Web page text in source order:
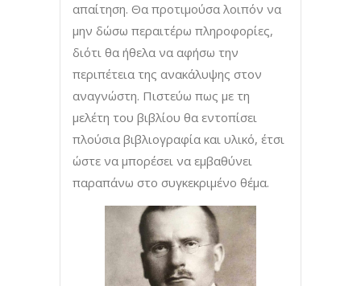
απαίτηση. Θα προτιμούσα λοιπόν να
μην δώσω περαιτέρω πληροφορίες,
διότι θα ήθελα να αφήσω την
περιπέτεια της ανακάλυψης στον
αναγνώστη. Πιστεύω πως με τη
μελέτη του βιβλίου θα εντοπίσει
πλούσια βιβλιογραφία και υλικό, έτσι
ώστε να μπορέσει να εμβαθύνει
παραπάνω στο συγκεκριμένο θέμα.